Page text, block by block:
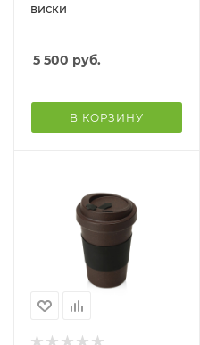
виски
5 500 руб.
В КОРЗИНУ